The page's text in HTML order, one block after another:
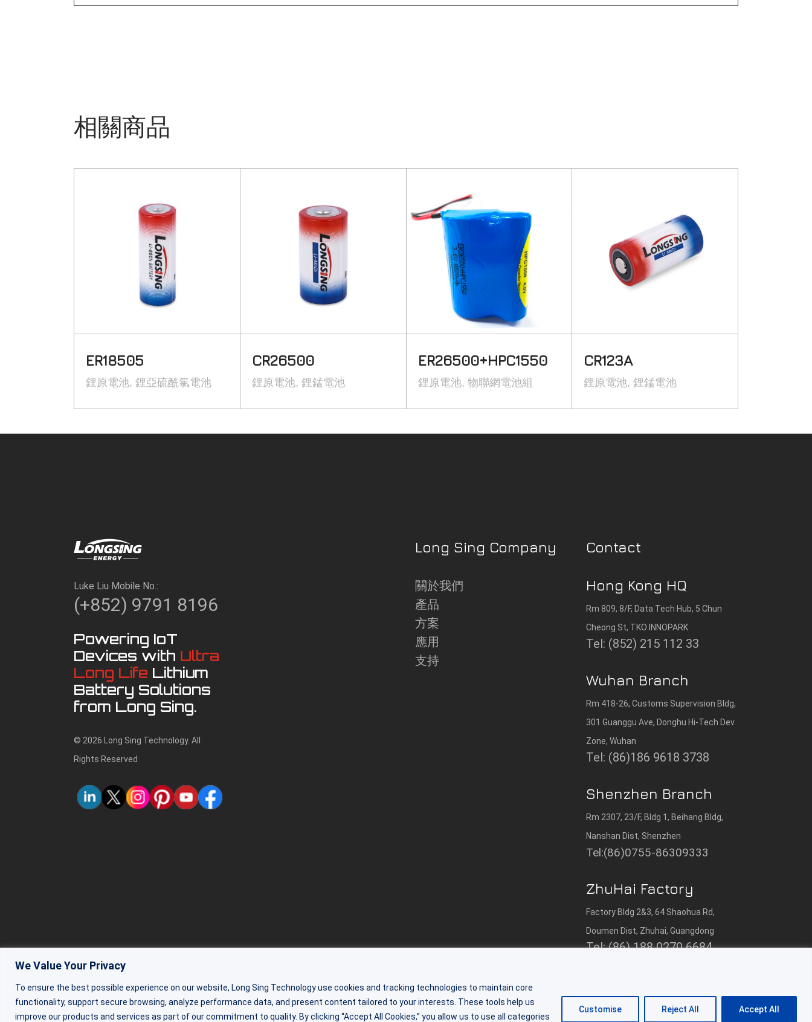
We Value Your Privacy
To ensure the best possible experience on our website, Long Sing Technology use cookies and tracking technologies to maintain core
functionality, support secure browsing, analyze performance data, and present content tailored to your interests. These tools help us
improve our products and services as part of our commitment to quality. By clicking “Accept All Cookies,” you allow us to use all categories
Customise Reject All Accept All
相關商品
ER18505
鋰原電池 鋰亞硫酰氯電池
CR26500
鋰原電池 鋰錳電池
ER26500+HPC1550
鋰原電池 物聯網電池組
CR123A
鋰原電池 鋰錳電池
Luke Liu Mobile No.:
(+852) 9791 8196
Powering IoT
Devices with Ultra
Long Life Lithium
Battery Solutions
from Long Sing.
© 2026 Long Sing Technology. All
Rights Reserved
Long Sing Company
關於我們
產品
方案
應用
支持
Contact
Hong Kong HQ
Rm 809, 8/F, Data Tech Hub, 5 Chun
Cheong St, TKO INNOPARK
Tel: (852) 215 112 33
Wuhan Branch
Rm 418-26, Customs Supervision Bldg,
301 Guanggu Ave, Donghu Hi-Tech Dev
Zone, Wuhan
Tel: (86)186 9618 3738
Shenzhen Branch
Rm 2307, 23/F, Bldg 1, Beihang Bldg,
Nanshan Dist, Shenzhen
Tel:(86)0755-86309333
ZhuHai Factory
Factory Bldg 2&3, 64 Shaohua Rd,
Doumen Dist, Zhuhai, Guangdong
Tel: (86) 188 0270 6684